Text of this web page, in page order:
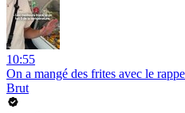
10:55
On a mangé des frites avec le
Brut